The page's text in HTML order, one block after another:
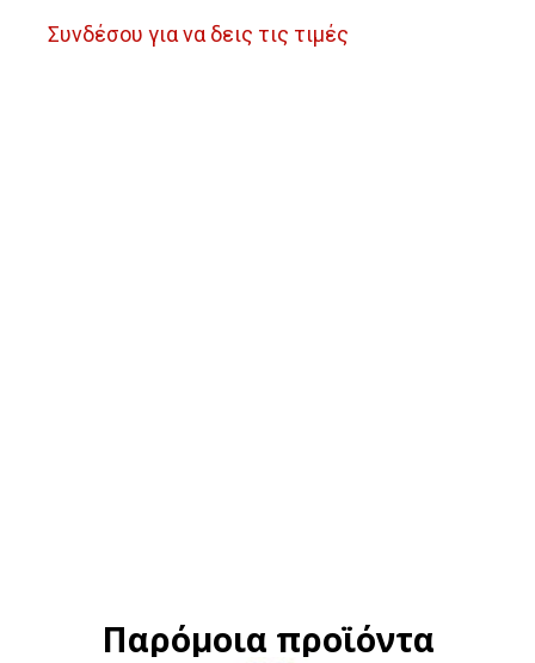
Συνδέσου για να δεις τις τιμές
Παρόμοια προϊόντα